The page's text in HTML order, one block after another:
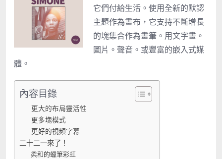
它們付給生活。使用全新的默認
主題作為畫布，它支持不斷增長
的塊集合作為畫筆。用文字畫。
圖片。聲音。或豐富的嵌入式媒
體。
內容目錄
更大的布局靈活性
更多塊模式
更好的視頻字幕
二十二一來了！
柔和的蠟筆彩虹